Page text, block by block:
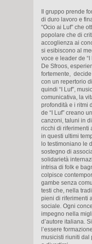
Il gruppo prende
di duro lavoro e
“Ocio ai Luf” che
popolare che di
accoglienza ai
si esibiscono al
voce e leader de “I
De Sfroos,
fortemente,
con un repertorio
quindi “I Luf”,
comunicativa, la
profondità e i ritmi
de “I Luf” creano
canzoni, taluni in
ricchi di riferimenti
in questi ultimi
lo testimoniano le
sostegno di
solidarietà
intrisa di folk e
colpisce
gambe senza
testi che, nella
pieni di riferimenti
sociale. Ogni
impegno nella
d’autore italiana.
l’essere
musicisti riuniti dal